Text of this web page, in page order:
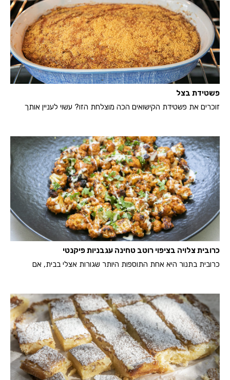
פשטידת בצל
זוכרים את פשטידת הקישואים הכה מוצלחת הזו? עשוי לעניין אותך
כרובית צלויה בציפוי רוטב טחינה עגבניות פיקנטי
כרובית בתנור היא אחת התוספות היותר שגורות אצלי בבית, אם